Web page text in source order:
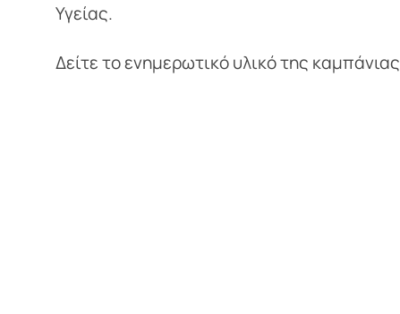
Υγείας.
Δείτε το ενημερωτικό υλικό της καμπάνιας